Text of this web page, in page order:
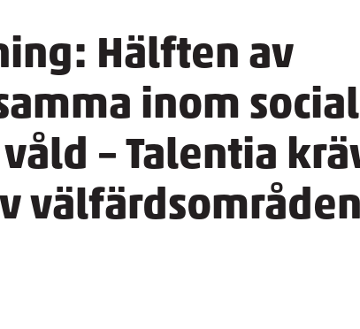
Hälften av
inom
– Talentia